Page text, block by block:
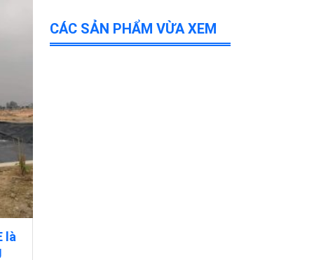
là
CÁC SẢN PHẨM VỪA XEM